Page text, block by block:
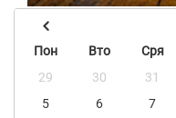
Пон
Вто Сря
29
30 31
5
6 7